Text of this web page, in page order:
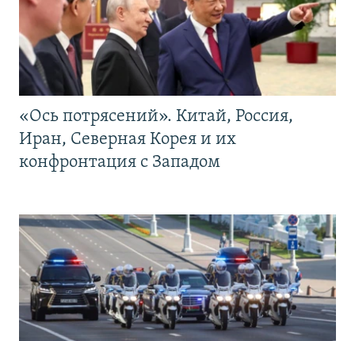
«Ось потрясений». Китай, Россия,
Иран, Северная Корея и их
конфронтация с Западом